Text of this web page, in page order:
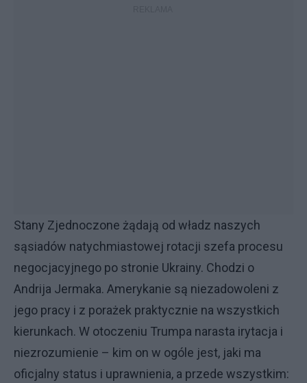
Stany Zjednoczone żądają od władz naszych
sąsiadów natychmiastowej rotacji szefa procesu
negocjacyjnego po stronie Ukrainy. Chodzi o
Andrija Jermaka. Amerykanie są niezadowoleni z
jego pracy i z porażek praktycznie na wszystkich
kierunkach. W otoczeniu Trumpa narasta irytacja i
niezrozumienie – kim on w ogóle jest, jaki ma
oficjalny status i uprawnienia, a przede wszystkim: